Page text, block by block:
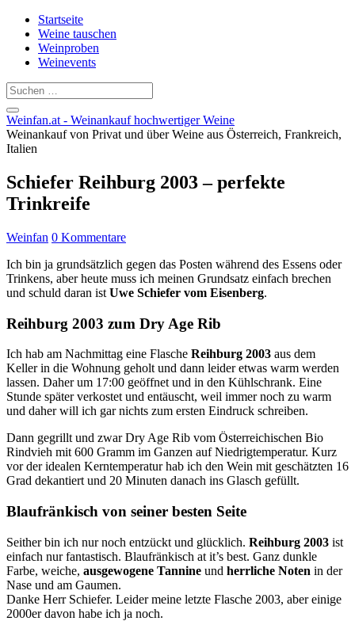
Startseite
Weine tauschen
Weinproben
Weinevents
Weinfan.at - Weinankauf hochwertiger Weine
Weinankauf von Privat und über Weine aus Österreich, Frankreich,
Italien
Schiefer Reihburg 2003 – perfekte
Trinkreife
Weinfan 0 Kommentare
Ich bin ja grundsätzlich gegen das Posten während des Essens oder
Trinkens, aber heute muss ich meinen Grundsatz einfach brechen
und schuld daran ist Uwe Schiefer vom Eisenberg.
Reihburg 2003 zum Dry Age Rib
Ich hab am Nachmittag eine Flasche Reihburg 2003 aus dem
Keller in die Wohnung geholt und dann leider etwas warm werden
lassen. Daher um 17:00 geöffnet und in den Kühlschrank. Eine
Stunde später verkostet und entäuscht, weil immer noch zu warm
und daher will ich gar nichts zum ersten Eindruck schreiben.
Dann gegrillt und zwar Dry Age Rib vom Österreichischen Bio
Rindvieh mit 600 Gramm im Ganzen auf Niedrigtemperatur. Kurz
vor der idealen Kerntemperatur hab ich den Wein mit geschätzten 16
Grad dekantiert und 20 Minuten danach ins Glasch gefüllt.
Blaufränkisch von seiner besten Seite
Seither bin ich nur noch entzückt und glücklich. Reihburg 2003 ist
einfach nur fantastisch. Blaufränkisch at it’s best. Ganz dunkle
Farbe, weiche, ausgewogene Tannine und herrliche Noten in der
Nase und am Gaumen.
Danke Herr Schiefer. Leider meine letzte Flasche 2003, aber einige
2000er davon habe ich ja noch.